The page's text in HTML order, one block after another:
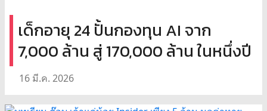
เด็กอายุ 24 ปั้นกองทุน AI จาก
7,000 ล้าน สู่ 170,000 ล้าน ในหนึ่งปี
16 มี.ค. 2026